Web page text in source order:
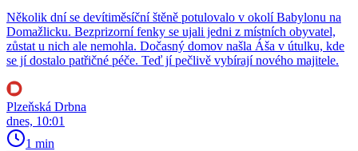
Několik dní se devítiměsíční štěně potulovalo v okolí Babylonu na
Domažlicku. Bezprizorní fenky se ujali jedni z místních obyvatel,
zůstat u nich ale nemohla. Dočasný domov našla Áša v útulku, kde
se jí dostalo patřičné péče. Teď jí pečlivě vybírají nového majitele.
Plzeňská Drbna
dnes, 10:01
1 min